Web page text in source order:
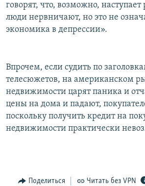
говорят, что, возможно, наступает
люди нервничают, но это не
экономика в депрессии».
Впрочем, если судить по
телесюжетов, на американском
недвижимости царят паника и
цены на дома и падают,
поскольку получить кредит на
недвижимости практически
Поделиться Читать без VPN